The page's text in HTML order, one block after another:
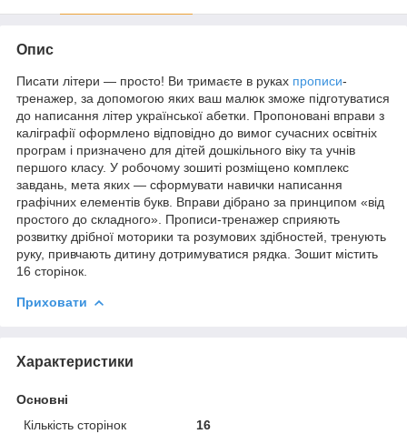
Опис
Писати літери — просто! Ви тримаєте в руках прописи-
тренажер, за допомогою яких ваш малюк зможе підготуватися
до написання літер української абетки. Пропоновані вправи з
каліграфії оформлено відповідно до вимог сучасних освітніх
програм і призначено для дітей дошкільного віку та учнів
першого класу. У робочому зошиті розміщено комплекс
завдань, мета яких — сформувати навички написання
графічних елементів букв. Вправи дібрано за принципом «від
простого до складного». Прописи-тренажер сприяють
розвитку дрібної моторики та розумових здібностей, тренують
руку, привчають дитину дотримуватися рядка. Зошит містить
16 сторінок.
Приховати
Характеристики
Основні
Кількість сторінок
16